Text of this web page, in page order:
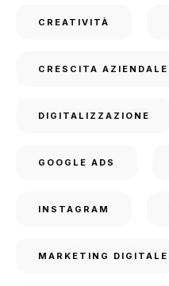
CREATIVITÀ
CRESCITA AZIENDALE
DIGITALIZZAZIONE
GOOGLE ADS
INSTAGRAM
MARKETING DIGITALE